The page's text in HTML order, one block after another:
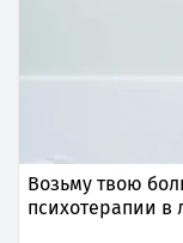
Возьму твою
психотерапии в